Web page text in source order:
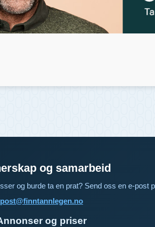
og samarbeid
og burde ta en prat? Send oss en e-post
post@finntannlegen.no
og priser